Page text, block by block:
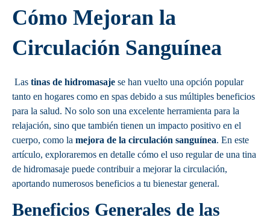
Cómo Mejoran la
Circulación Sanguínea
Las tinas de hidromasaje se han vuelto una opción popular
tanto en hogares como en spas debido a sus múltiples beneficios
para la salud. No solo son una excelente herramienta para la
relajación, sino que también tienen un impacto positivo en el
cuerpo, como la mejora de la circulación sanguínea. En este
artículo, exploraremos en detalle cómo el uso regular de una tina
de hidromasaje puede contribuir a mejorar la circulación,
aportando numerosos beneficios a tu bienestar general.
Beneficios Generales de las